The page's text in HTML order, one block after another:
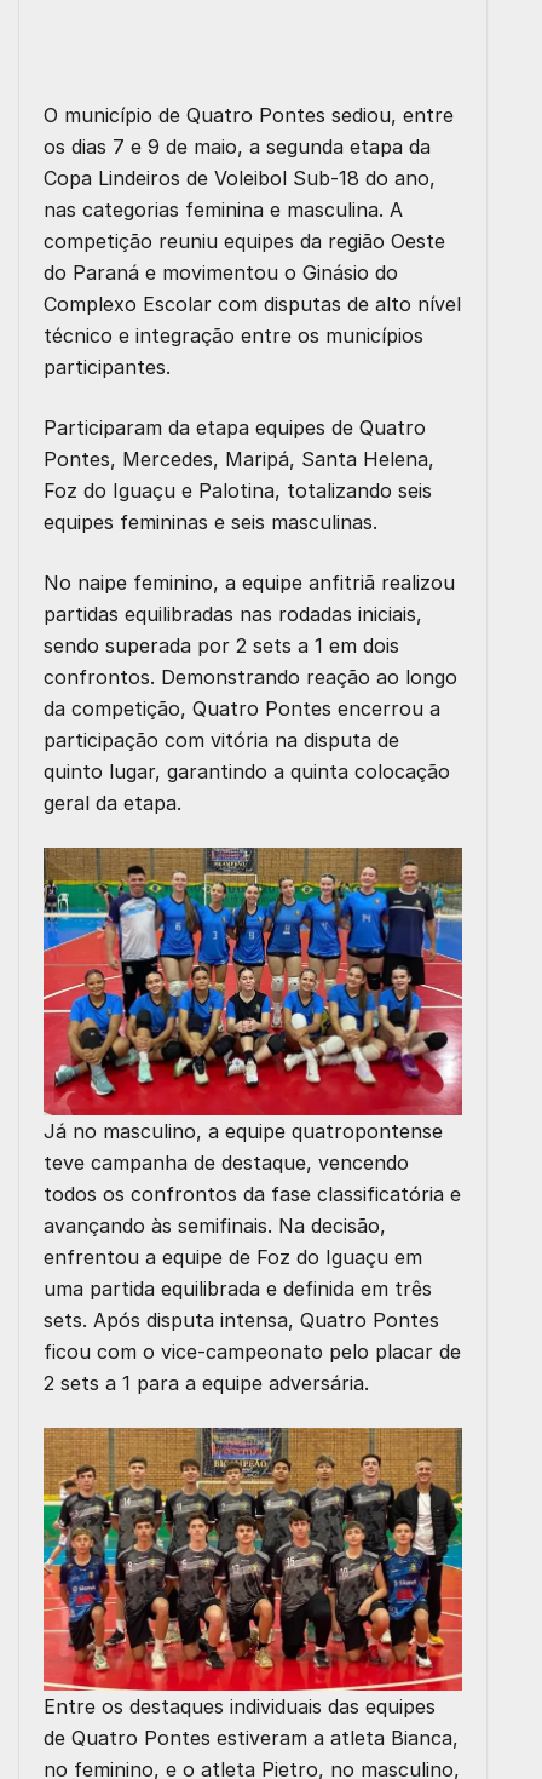
O município de Quatro Pontes sediou, entre
os dias 7 e 9 de maio, a segunda etapa da
Copa Lindeiros de Voleibol Sub-18 do ano,
nas categorias feminina e masculina. A
competição reuniu equipes da região Oeste
do Paraná e movimentou o Ginásio do
Complexo Escolar com disputas de alto nível
técnico e integração entre os municípios
participantes.
Participaram da etapa equipes de Quatro
Pontes, Mercedes, Maripá, Santa Helena,
Foz do Iguaçu e Palotina, totalizando seis
equipes femininas e seis masculinas.
No naipe feminino, a equipe anfitriã realizou
partidas equilibradas nas rodadas iniciais,
sendo superada por 2 sets a 1 em dois
confrontos. Demonstrando reação ao longo
da competição, Quatro Pontes encerrou a
participação com vitória na disputa de
quinto lugar, garantindo a quinta colocação
geral da etapa.
Já no masculino, a equipe quatropontense
teve campanha de destaque, vencendo
todos os confrontos da fase classificatória e
avançando às semifinais. Na decisão,
enfrentou a equipe de Foz do Iguaçu em
uma partida equilibrada e definida em três
sets. Após disputa intensa, Quatro Pontes
ficou com o vice-campeonato pelo placar de
2 sets a 1 para a equipe adversária.
Entre os destaques individuais das equipes
de Quatro Pontes estiveram a atleta Bianca,
no feminino, e o atleta Pietro, no masculino,